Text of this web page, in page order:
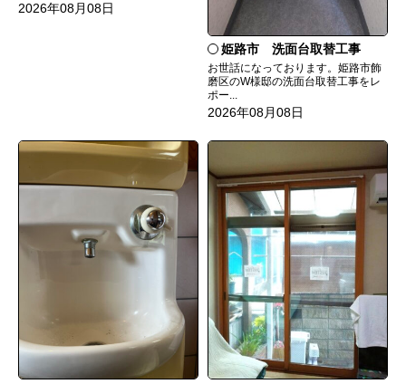
2026年08月08日
姫路市 洗面台取替工事
お世話になっております。姫路市飾
磨区のW様邸の洗面台取替工事をレ
ポー...
2026年08月08日